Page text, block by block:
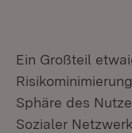
Ein Großteil
Sphäre des
Sozialer